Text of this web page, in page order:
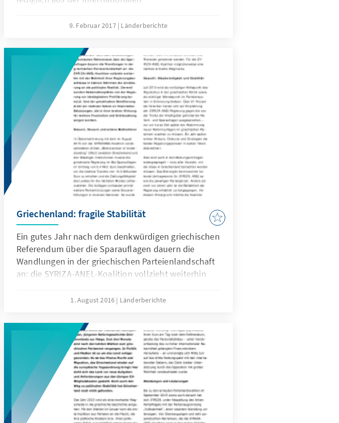
2017 mit unangenehmen Erinnerungen.
9. Februar 2017 Länderberichte
Griechenland: fragile Stabilität
Ein gutes Jahr nach dem denkwürdigen griechischen
Referendum über die Sparauflagen dauern die
Wandlungen in der griechischen Parteienlandschaft
an: die SYRIZA-ANEL-Koalition vollzieht weiterhin
kleinen Schritten die Annäherung an die politische
Regierung zur ideologischen Profilierung benutzt.
Und der griechischen Bevölkerung droht ein
nächster Schub an finanziellen Belastungen, die in
ihrer breiten Wirkung für weitere Frustration und
Enttäuschung sorgen werden.
1. August 2016 Länderberichte